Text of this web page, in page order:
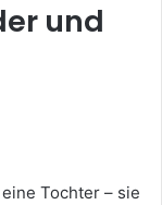
und
Tochter – sie